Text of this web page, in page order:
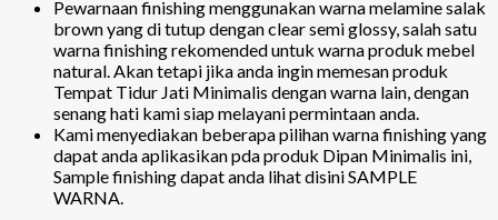
Pewarnaan finishing menggunakan warna melamine salak
brown yang di tutup dengan clear semi glossy, salah satu
warna finishing rekomended untuk warna produk mebel
natural. Akan tetapi jika anda ingin memesan produk
Tempat Tidur Jati Minimalis dengan warna lain, dengan
senang hati kami siap melayani permintaan anda.
Kami menyediakan beberapa pilihan warna finishing yang
dapat anda aplikasikan pda produk Dipan Minimalis ini,
Sample finishing dapat anda lihat disini SAMPLE
WARNA.